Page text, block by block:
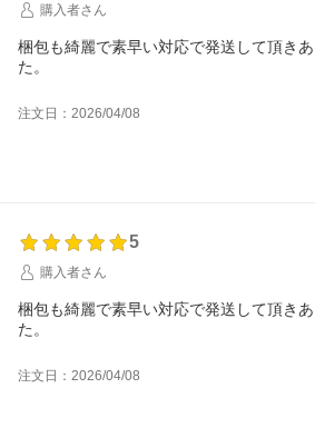
購入者さん
梱包も綺麗で素早い対応で発送して頂き
た。
注文日：2026/04/08
5
購入者さん
梱包も綺麗で素早い対応で発送して頂き
た。
注文日：2026/04/08